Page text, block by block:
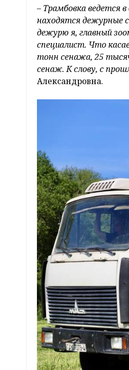
– Трамбовка ведется
находятся дежурные
дежурю я, главный
специалист. Что
тонн сенажа, 25
сенаж. К слову, с
Александровна.